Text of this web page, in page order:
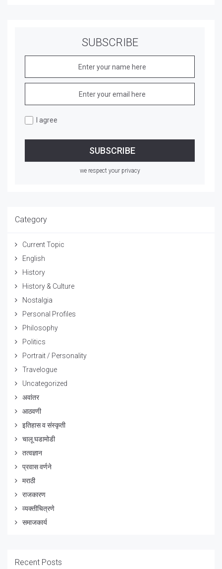
SUBSCRIBE
I agree
we respect your privacy
Category
Current Topic
English
History
History & Culture
Nostalgia
Personal Profiles
Philosophy
Politics
Portrait / Personality
Travelogue
Uncategorized
अवांतर
आठवणी
इतिहास व संस्कृती
चालू घडामोडी
तत्वज्ञान
प्रवास वर्णने
मराठी
राजकारण
व्यक्तीचित्रणे
समाजकार्य
Recent Posts